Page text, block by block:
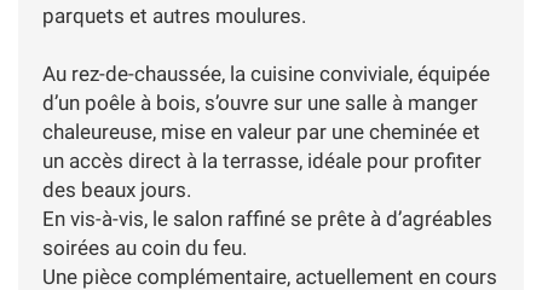
parquets et autres moulures.
Au rez-de-chaussée, la cuisine conviviale, équipée
d’un poêle à bois, s’ouvre sur une salle à manger
chaleureuse, mise en valeur par une cheminée et
un accès direct à la terrasse, idéale pour profiter
des beaux jours.
En vis-à-vis, le salon raffiné se prête à d’agréables
soirées au coin du feu.
Une pièce complémentaire, actuellement en cours